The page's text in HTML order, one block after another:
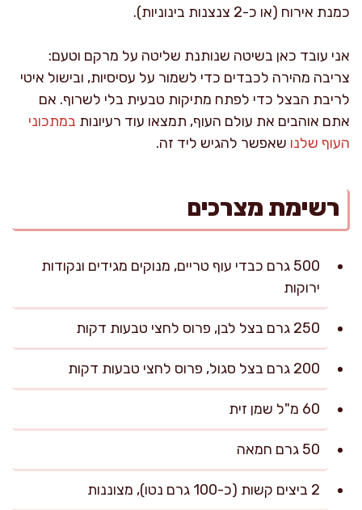
כמנת אירוח (או כ-2 צנצנות בינוניות).
אני עובד כאן בשיטה שנותנת שליטה על מרקם וטעם:
צריבה מהירה לכבדים כדי לשמור על עסיסיות, ובישול איטי
לריבת הבצל כדי לפתח מתיקות טבעית בלי לשרוף. אם
אתם אוהבים את עולם העוף, תמצאו עוד רעיונות במתכוני
העוף שלנו שאפשר להגיש ליד זה.
רשימת מצרכים
500 גרם כבדי עוף טריים, מנוקים מגידים ונקודות
ירוקות
250 גרם בצל לבן, פרוס לחצי טבעות דקות
200 גרם בצל סגול, פרוס לחצי טבעות דקות
60 מ"ל שמן זית
50 גרם חמאה
2 ביצים קשות (כ-100 גרם נטו), מצוננות